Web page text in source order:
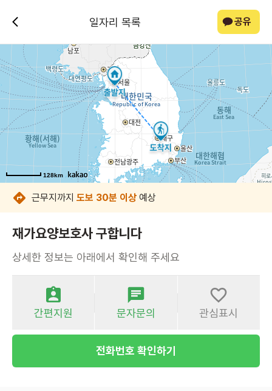
일자리 목록 공유
128km
128km
128km
128km
128km
128km
128km
128km
근무지까지 도보 30분 이상 예상
재가요양보호사 구합니다
상세한 정보는 아래에서 확인해 주세요
간편지원 문자문의 관심표시
전화번호 확인하기